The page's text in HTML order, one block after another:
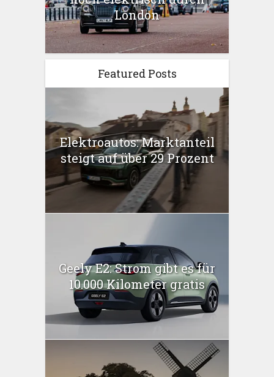
London
Featured Posts
Elektroautos: Marktanteil
steigt auf über 29 Prozent
Geely E2: Strom gibt es für
10.000 Kilometer gratis